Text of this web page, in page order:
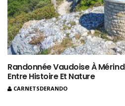
Randonnée Vaudoise À
Entre Histoire Et Nature
CARNETSDERANDO